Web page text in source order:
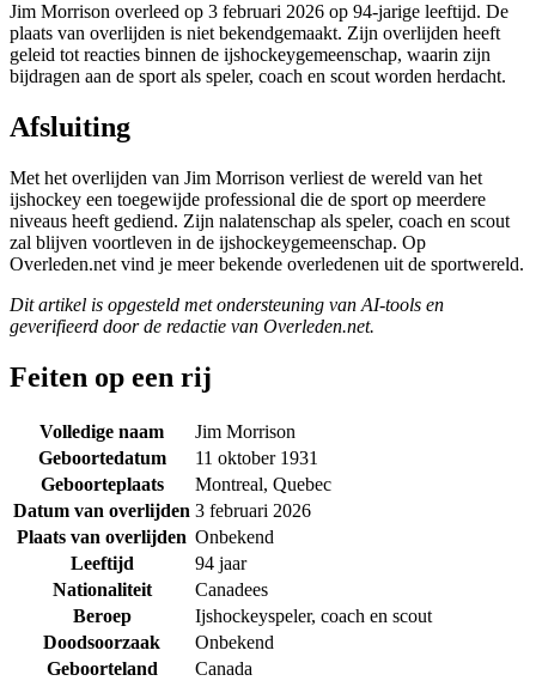
Jim Morrison overleed op 3 februari 2026 op 94-jarige leeftijd. De
plaats van overlijden is niet bekendgemaakt. Zijn overlijden heeft
geleid tot reacties binnen de ijshockeygemeenschap, waarin zijn
bijdragen aan de sport als speler, coach en scout worden herdacht.
Afsluiting
Met het overlijden van Jim Morrison verliest de wereld van het
ijshockey een toegewijde professional die de sport op meerdere
niveaus heeft gediend. Zijn nalatenschap als speler, coach en scout
zal blijven voortleven in de ijshockeygemeenschap. Op
Overleden.net vind je meer bekende overledenen uit de sportwereld.
Dit artikel is opgesteld met ondersteuning van AI-tools en
geverifieerd door de redactie van Overleden.net.
Feiten op een rij
Volledige naam
Jim Morrison
Geboortedatum
11 oktober 1931
Geboorteplaats
Montreal, Quebec
Datum van overlijden 3 februari 2026
Plaats van overlijden Onbekend
Leeftijd
94 jaar
Nationaliteit
Canadees
Beroep
Ijshockeyspeler, coach en scout
Doodsoorzaak
Onbekend
Geboorteland
Canada